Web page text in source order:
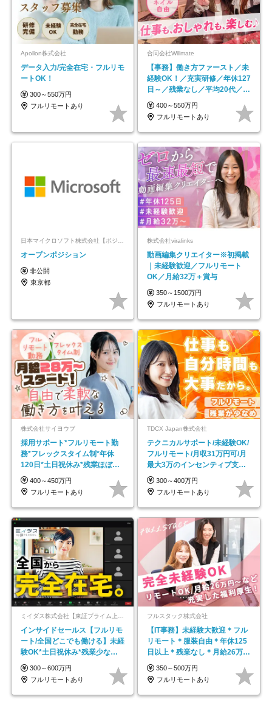
Apollon株式会社
データ入力/完全在宅・フルリモ
ートOK！
300～550万円
フルリモートあり
合同会社Willmate
【事務】働き方ファースト／未
経験OK！／充実研修／年休127
日～／残業なし／平均20代／リ
モートOK
400～550万円
フルリモートあり
日本マイクロソフト株式会社【ポジションマッチ登録】
オープンポジション
非公開
東京都
株式会社viralinks
動画編集クリエイター※初掲載
｜未経験歓迎／フルリモート
OK／月給32万＋賞与
350～1500万円
フルリモートあり
株式会社サイヨウブ
採用サポート*フルリモート勤
務*フレックスタイム制*年休
120日*土日祝休み*残業ほぼな
し*育児中社員8割以上
400～450万円
フルリモートあり
TDCX Japan株式会社
テクニカルサポート/未経験OK/
フルリモート/月収31万円可/月
最大3万のインセンティブ支給/
平均年齢33歳
300～400万円
フルリモートあり
ミイダス株式会社【東証プライム上場パーソルグループ】
インサイドセールス【フルリモ
ート/全国どこでも働ける】未経
験OK*土日祝休み*残業少なめ*
在宅勤務手当あり
300～600万円
フルリモートあり
フルスタック株式会社
【IT事務】未経験大歓迎＊フル
リモート＊服装自由＊年休125
日以上＊残業なし＊月給26万円
以上
350～500万円
フルリモートあり